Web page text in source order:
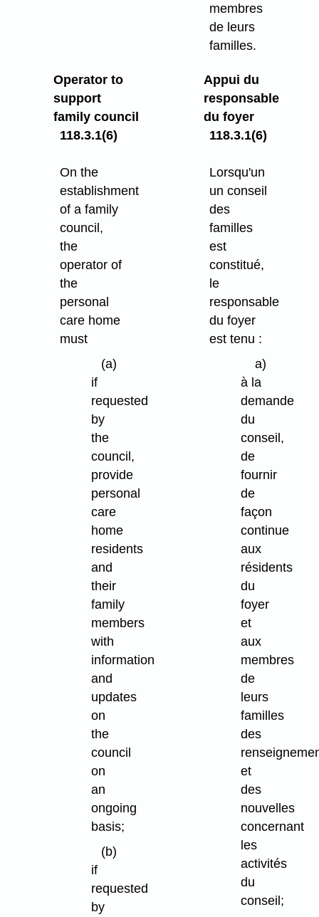
membres
de leurs
familles.
Operator to
support
family council
118.3.1(6)
On the
establishment
of a family
council,
the
operator of
the
personal
care home
must
(a)
if
requested
by
the
council,
provide
personal
care
home
residents
and
their
family
members
with
information
and
updates
on
the
council
on
an
ongoing
basis;
(b)
if
requested
by
Appui du
responsable
du foyer
118.3.1(6)
Lorsqu'un
un conseil
des
familles
est
constitué,
le
responsable
du foyer
est tenu :
a)
à la
demande
du
conseil,
de
fournir
de
façon
continue
aux
résidents
du
foyer
et
aux
membres
de
leurs
familles
des
et
des
nouvelles
concernant
les
activités
du
conseil;